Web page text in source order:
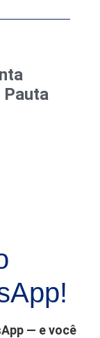
Pauta
— e você